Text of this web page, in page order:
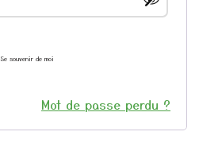
Se souvenir de moi
Mot de passe perdu ?